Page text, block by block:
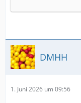
DMHH
1. Juni 2026 um 09:56